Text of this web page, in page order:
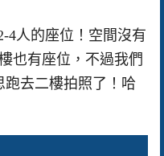
4人的座位！空間沒有
也有座位，不過我們
跑去二樓拍照了！哈